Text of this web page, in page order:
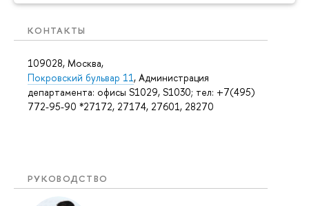
КОНТАКТЫ
109028, Москва,
Покровский бульвар 11, Администрация
департамента: офисы S1029, S1030; тел: +7(495)
772-95-90 *27172, 27174, 27601, 28270
РУКОВОДСТВО